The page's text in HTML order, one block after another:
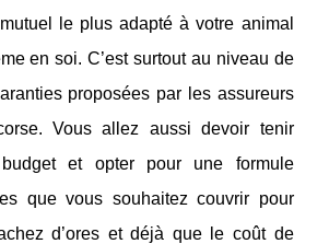
le plus adapté à votre animal
en soi. C’est surtout au niveau de
proposées par les assureurs
Vous allez aussi devoir tenir
et opter pour une formule
que vous souhaitez couvrir pour
d’ores et déjà que le coût de